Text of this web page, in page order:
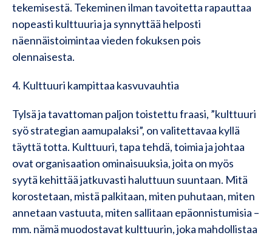
tekemisestä. Tekeminen ilman tavoitetta rapauttaa
nopeasti kulttuuria ja synnyttää helposti
näennäistoimintaa vieden fokuksen pois
olennaisesta.
4. Kulttuuri kampittaa kasvuvauhtia
Tylsä ja tavattoman paljon toistettu fraasi, ”kulttuuri
syö strategian aamupalaksi”, on valitettavaa kyllä
täyttä totta. Kulttuuri, tapa tehdä, toimia ja johtaa
ovat organisaation ominaisuuksia, joita on myös
syytä kehittää jatkuvasti haluttuun suuntaan. Mitä
korostetaan, mistä palkitaan, miten puhutaan, miten
annetaan vastuuta, miten sallitaan epäonnistumisia –
mm. nämä muodostavat kulttuurin, joka mahdollistaa